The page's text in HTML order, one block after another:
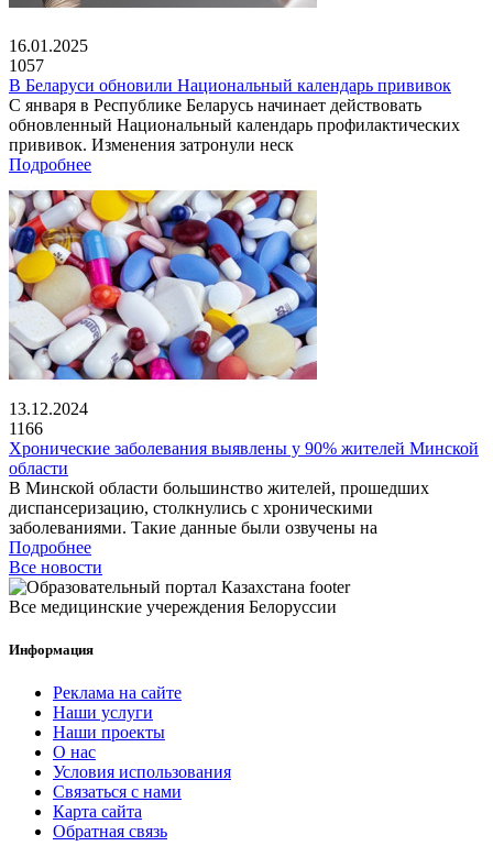
16.01.2025
1057
В Беларуси обновили Национальный календарь прививок
С января в Республике Беларусь начинает действовать
обновленный Национальный календарь профилактических
прививок. Изменения затронули неск
Подробнее
13.12.2024
1166
Хронические заболевания выявлены у 90% жителей Минской
области
В Минской области большинство жителей, прошедших
диспансеризацию, столкнулись с хроническими
заболеваниями. Такие данные были озвучены на
Подробнее
Все новости
Все медицинские учереждения Белоруссии
Информация
Реклама на сайте
Наши услуги
Наши проекты
О нас
Условия использования
Связаться с нами
Карта сайта
Обратная связь